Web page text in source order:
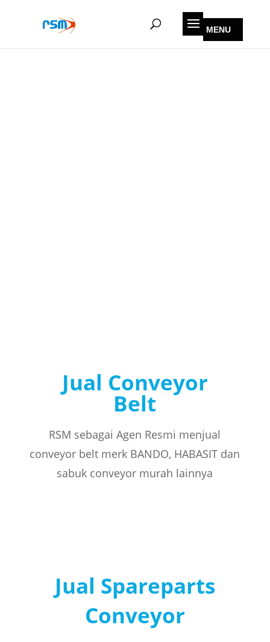
Jual Conveyor
Belt
RSM sebagai Agen Resmi menjual
conveyor belt merk BANDO, HABASIT dan
sabuk conveyor murah lainnya
Jual Spareparts
Conveyor